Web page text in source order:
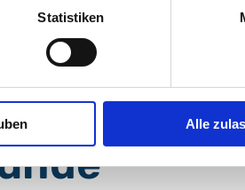
Statistiken
Alle